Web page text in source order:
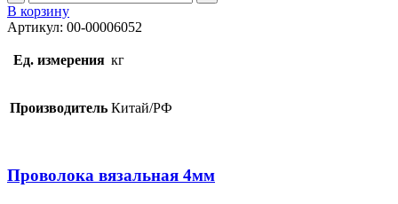
товара
Проволока
вязальная
3мм
В корзину
Артикул: 00-00006052
Ед. измерения кг
Производитель Китай/РФ
Проволока вязальная 4мм